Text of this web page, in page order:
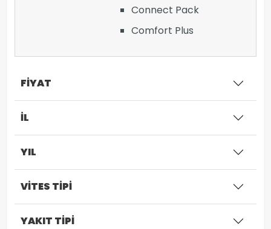
Connect Pack
Comfort Plus
FİYAT
İL
YIL
VİTES TİPİ
YAKIT TİPİ